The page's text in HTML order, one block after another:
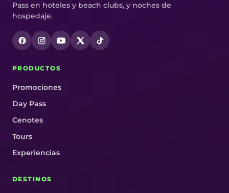
Pass en hoteles y beach clubs, y noches de
hospedaje.
PRODUCTOS
Promociones
Day Pass
Cenotes
Tours
Experiencias
DESTINOS